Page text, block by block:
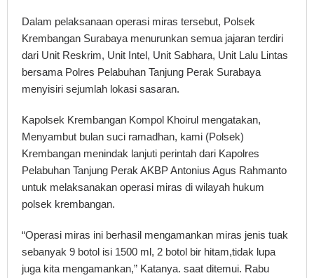
Dalam pelaksanaan operasi miras tersebut, Polsek
Krembangan Surabaya menurunkan semua jajaran terdiri
dari Unit Reskrim, Unit Intel, Unit Sabhara, Unit Lalu Lintas
bersama Polres Pelabuhan Tanjung Perak Surabaya
menyisiri sejumlah lokasi sasaran.
Kapolsek Krembangan Kompol Khoirul mengatakan,
Menyambut bulan suci ramadhan, kami (Polsek)
Krembangan menindak lanjuti perintah dari Kapolres
Pelabuhan Tanjung Perak AKBP Antonius Agus Rahmanto
untuk melaksanakan operasi miras di wilayah hukum
polsek krembangan.
“Operasi miras ini berhasil mengamankan miras jenis tuak
sebanyak 9 botol isi 1500 ml, 2 botol bir hitam,tidak lupa
juga kita mengamankan,” Katanya. saat ditemui. Rabu